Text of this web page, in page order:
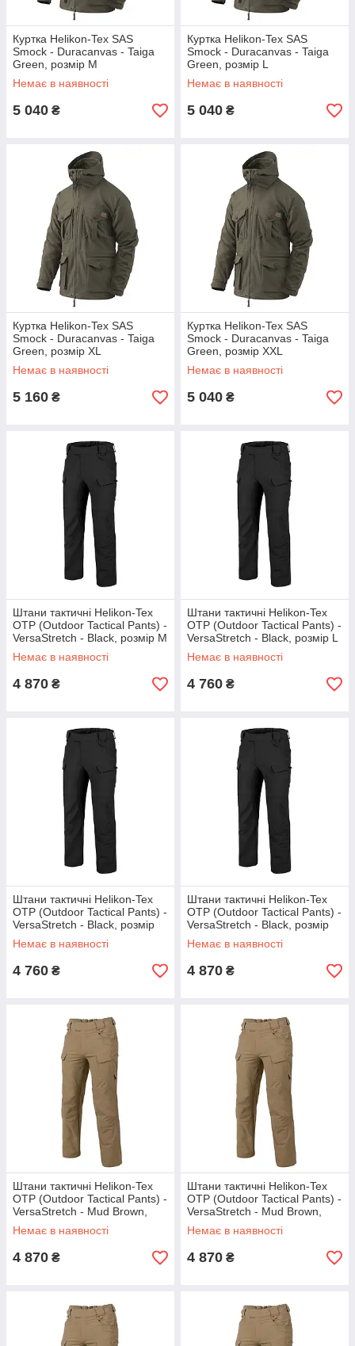
Куртка Helikon-Tex SAS
Smock - Duracanvas - Taiga
Green, розмір M
Немає в наявності
5 040 ₴
Куртка Helikon-Tex SAS
Smock - Duracanvas - Taiga
Green, розмір L
Немає в наявності
5 040 ₴
Куртка Helikon-Tex SAS
Smock - Duracanvas - Taiga
Green, розмір XL
Немає в наявності
5 160 ₴
Куртка Helikon-Tex SAS
Smock - Duracanvas - Taiga
Green, розмір XXL
Немає в наявності
5 040 ₴
Штани тактичні Helikon-Tex
OTP (Outdoor Tactical Pants) -
VersaStretch - Black, розмір M
Немає в наявності
4 870 ₴
Штани тактичні Helikon-Tex
OTP (Outdoor Tactical Pants) -
VersaStretch - Black, розмір L
Немає в наявності
4 760 ₴
Штани тактичні Helikon-Tex
OTP (Outdoor Tactical Pants) -
VersaStretch - Black, розмір
XL
Немає в наявності
4 760 ₴
Штани тактичні Helikon-Tex
OTP (Outdoor Tactical Pants) -
VersaStretch - Black, розмір
XXL
Немає в наявності
4 870 ₴
Штани тактичні Helikon-Tex
OTP (Outdoor Tactical Pants) -
VersaStretch - Mud Brown,
розмір M
Немає в наявності
4 870 ₴
Штани тактичні Helikon-Tex
OTP (Outdoor Tactical Pants) -
VersaStretch - Mud Brown,
розмір L
Немає в наявності
4 870 ₴